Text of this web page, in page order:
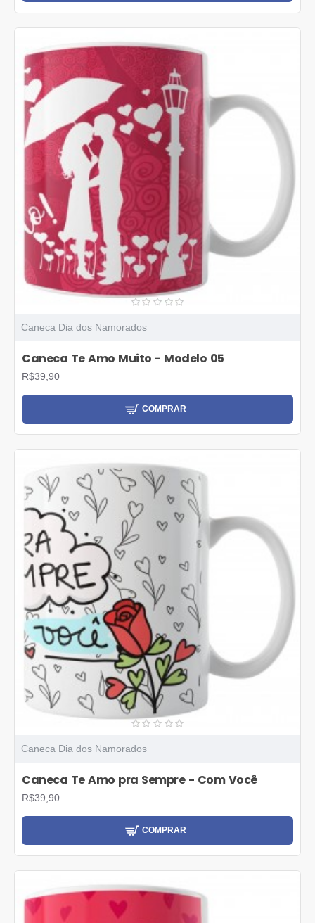
Caneca Dia dos Namorados
Caneca Te Amo Muito - Modelo 05
R$39,90
COMPRAR
Caneca Dia dos Namorados
Caneca Te Amo pra Sempre - Com Você
R$39,90
COMPRAR